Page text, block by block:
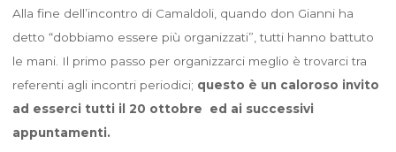
Alla fine dell’incontro di Camaldoli, quando don Gianni ha
detto “dobbiamo essere più organizzati”, tutti hanno battuto
le mani. Il primo passo per organizzarci meglio è trovarci tra
referenti agli incontri periodici; questo è un caloroso invito
ad esserci tutti il 20 ottobre ed ai successivi
appuntamenti.